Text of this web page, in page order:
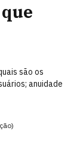
são os
anuidade